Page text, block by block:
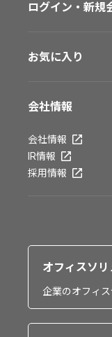
ログイン・新規
お気に入り
会社情報
会社情報
IR情報
採用情報
オフィスソ
企業のオフィ